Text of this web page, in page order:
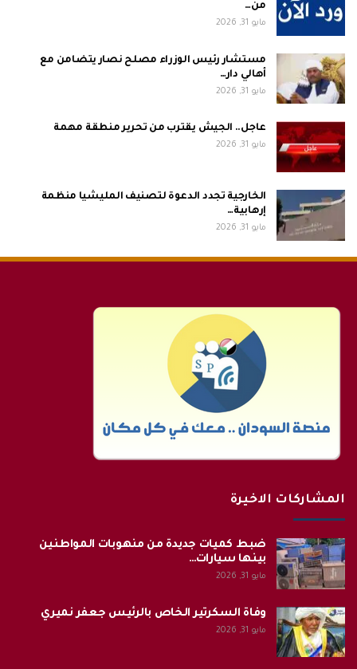
من…
مايو 31, 2026
مستشار رئيس الوزراء مصلح نصار يتضامن مع
أهالي دار…
مايو 31, 2026
عاجل.. الجيش يقترب من تحرير منطقة مهمة
مايو 31, 2026
الخارجية تجدد الدعوة لتصنيف المليشيا منظمة
إرهابية…
مايو 31, 2026
المشاركات الاخيرة
ضبط كميات جديدة من منهوبات المواطنين
بينها سيارات…
مايو 31, 2026
وفاة السكرتير الخاص بالرئيس جعفر نميري
مايو 31, 2026